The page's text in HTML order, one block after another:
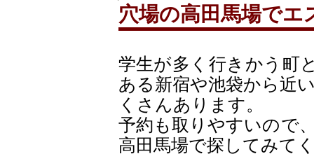
穴場の高田馬場でエ
学生が多く行きかう町
ある新宿や池袋から近
くさんあります。
予約も取りやすいので
高田馬場で探してみて